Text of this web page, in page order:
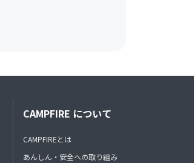
CAMPFIRE について
CAMPFIREとは
あんしん・安全への取り組み